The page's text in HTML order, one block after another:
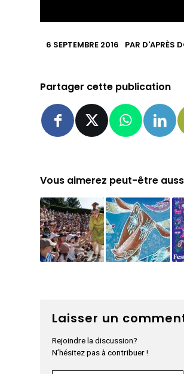
6 SEPTEMBRE 2016 PAR D'APRÈS
Partager cette publication
Vous aimerez peut-être
Laisser un
Rejoindre la discussion?
N’hésitez pas à contribuer !